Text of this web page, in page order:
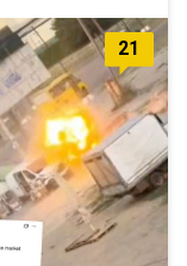
21